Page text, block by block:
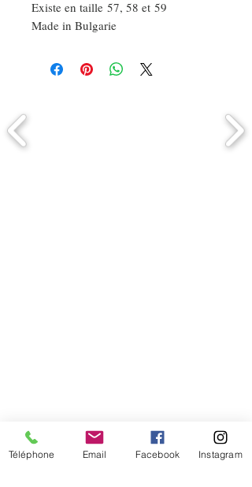
Existe en taille 57, 58 et 59
Made in Bulgarie
Téléphone Email Facebook Instagram